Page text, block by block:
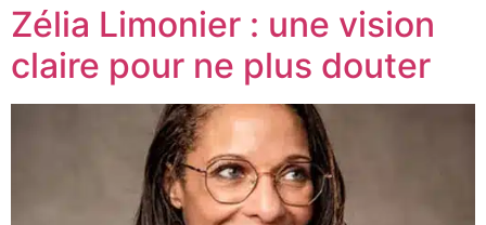
Zélia Limonier : une vision
claire pour ne plus douter